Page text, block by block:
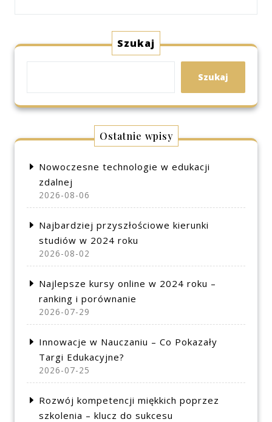
Szukaj
Szukaj
Ostatnie wpisy
Nowoczesne technologie w edukacji
zdalnej
2026-08-06
Najbardziej przyszłościowe kierunki
studiów w 2024 roku
2026-08-02
Najlepsze kursy online w 2024 roku –
ranking i porównanie
2026-07-29
Innowacje w Nauczaniu – Co Pokazały
Targi Edukacyjne?
2026-07-25
Rozwój kompetencji miękkich poprzez
szkolenia – klucz do sukcesu